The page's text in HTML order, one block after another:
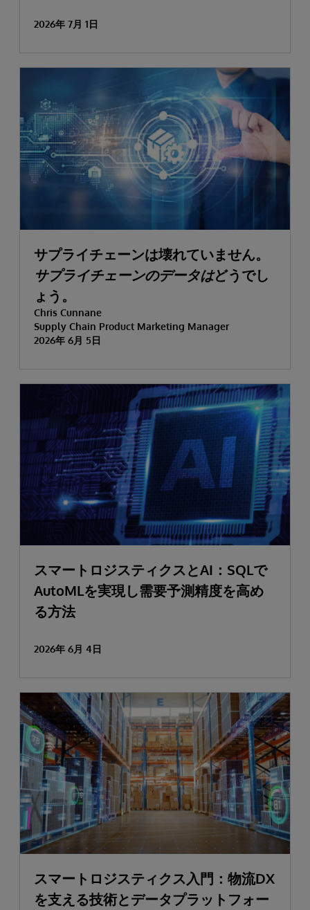
2026年 7月 1日
サプライチェーンは壊れていません。
サプライチェーンのデータはどうでし
ょう。
Chris Cunnane
Supply Chain Product Marketing Manager
2026年 6月 5日
スマートロジスティクスとAI：SQLで
AutoMLを実現し需要予測精度を高め
る方法
2026年 6月 4日
スマートロジスティクス入門：物流DX
を支える技術とデータプラットフォー